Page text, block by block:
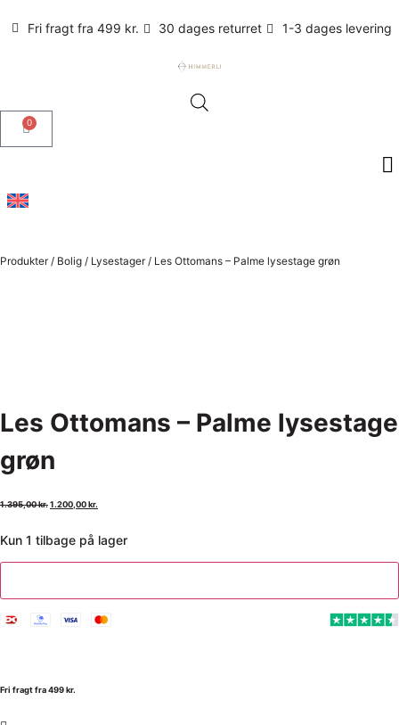
Fri fragt fra 499 kr. 30 dages returret 1-3 dages levering
0
Produkter / Bolig / Lysestager / Les Ottomans – Palme lysestage grøn
Les Ottomans – Palme lysestage
grøn
1.395,00kr.1.200,00kr.
Kun 1 tilbage på lager
Fri fragt fra 499 kr.